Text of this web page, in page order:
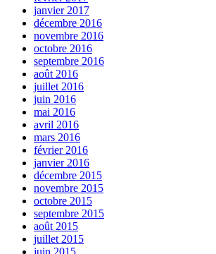
janvier 2017
décembre 2016
novembre 2016
octobre 2016
septembre 2016
août 2016
juillet 2016
juin 2016
mai 2016
avril 2016
mars 2016
février 2016
janvier 2016
décembre 2015
novembre 2015
octobre 2015
septembre 2015
août 2015
juillet 2015